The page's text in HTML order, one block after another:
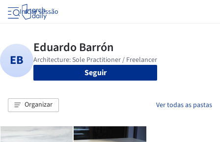
Iniciar sessão
Seguir
Organizar Ver todas as pastas